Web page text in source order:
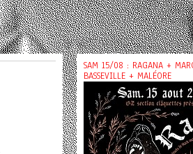
SAM 15/08 : RAGANA +
BASSEVILLE + MALÉORE